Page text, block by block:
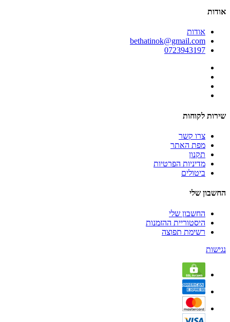
אודות
אודות
bethatinok@gmail.com
0723943197
שירות לקוחות
צרו קשר
מפת האתר
תקנון
מדיניות הפרטיות
ביטולים
החשבון שלי
החשבון שלי
היסטוריית ההזמנות
רשימת תפוצה
נגישות